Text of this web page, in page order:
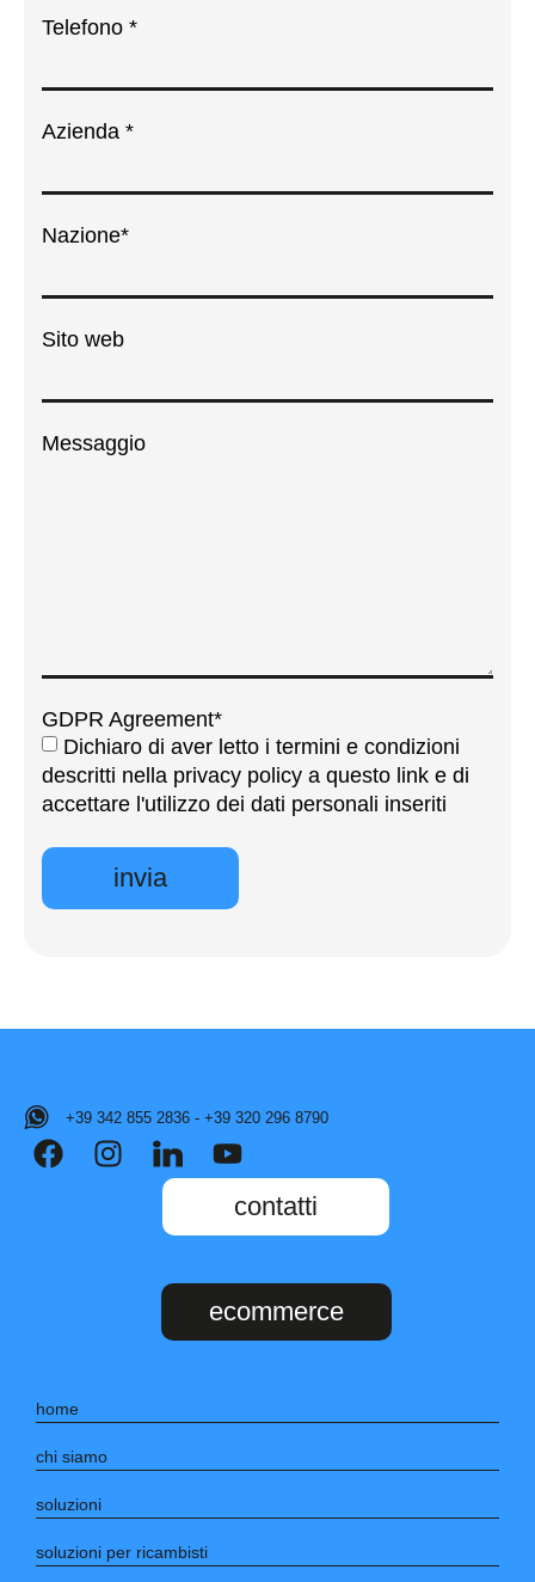
Telefono *
Azienda *
Nazione*
Sito web
Messaggio
GDPR Agreement*
Dichiaro di aver letto i termini e condizioni
descritti nella privacy policy a questo link e di
accettare l'utilizzo dei dati personali inseriti
invia
+39 342 855 2836 - +39 320 296 8790
contatti
ecommerce
home
chi siamo
soluzioni
soluzioni per ricambisti